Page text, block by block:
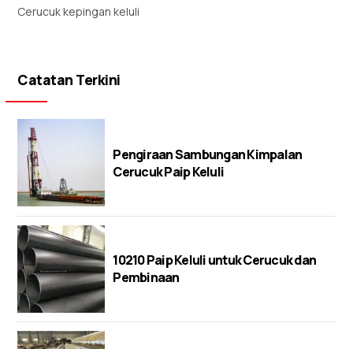
Cerucuk kepingan keluli
Catatan Terkini
Pengiraan Sambungan Kimpalan
Cerucuk Paip Keluli
10210 Paip Keluli untuk Cerucuk dan
Pembinaan